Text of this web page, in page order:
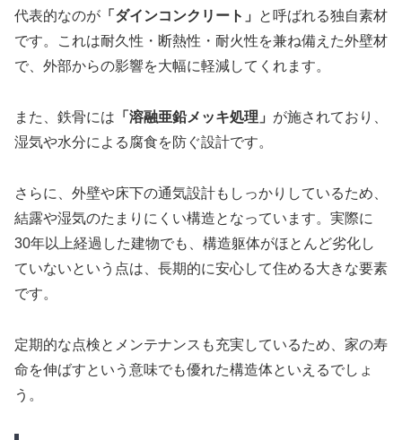
代表的なのが 「ダインコンクリート」
と呼ばれる独自素材
です。これは耐久性・断熱性・耐火性を兼ね備えた外壁材
で、外部からの影響を大幅に軽減してくれます。
また、鉄骨には 「溶融亜鉛メッキ処理」 が施されており、
湿気や水分による腐食を防ぐ設計です。
さらに、外壁や床下の通気設計もしっかりしているため、
結露や湿気のたまりにくい構造となっています。実際に
30年以上経過した建物でも、構造躯体がほとんど劣化し
ていないという点は、長期的に安心して住める大きな要素
です。
定期的な点検とメンテナンスも充実しているため、家の寿
命を伸ばすという意味でも優れた構造体といえるでしょ
う。